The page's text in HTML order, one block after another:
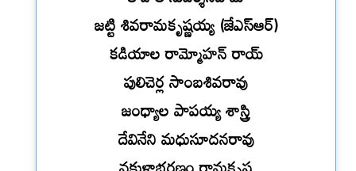
జట్టి శివరామకృష్ణయ్య (జేఎస్ఆర్)
కడియాల రామ్మోహన్ రాయ్
పులిచెర్ల సాంబశివరావు
జంధ్యాల పాపయ్య శాస్త్రి
దేవినేని మధుసూదనరావు